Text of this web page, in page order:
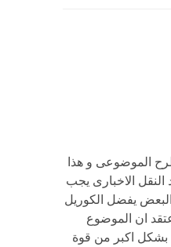
الموضوعى و هذا
الاخبارى يجب
البعض يفضل الكوريل
ان الموضوع
بشكل اكبر من قوة